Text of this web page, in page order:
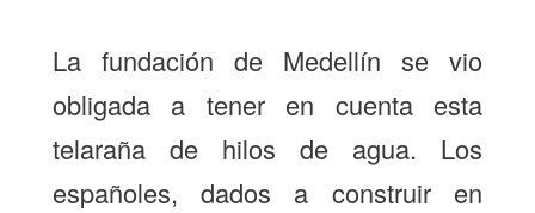
La fundación de Medellín se vio
obligada a tener en cuenta esta
telaraña de hilos de agua. Los
españoles, dados a construir en